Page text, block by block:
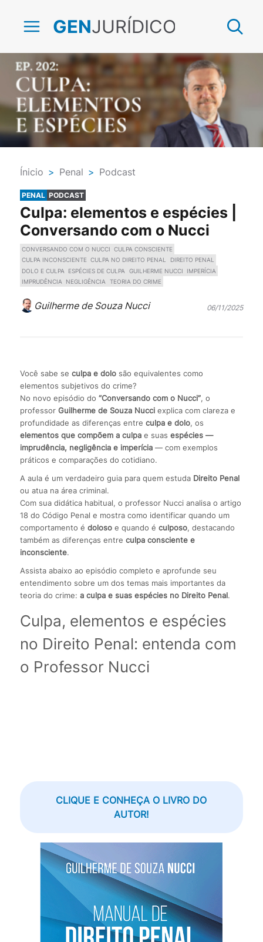
GENJURÍDICO
Ínicio > Penal > Podcast
PENAL PODCAST
Culpa: elementos e espécies |
Conversando com o Nucci
CONVERSANDO COM O NUCCI CULPA CONSCIENTE
CULPA INCONSCIENTE CULPA NO DIREITO PENAL
DIREITO PENAL
DOLO E CULPA
ESPÉCIES DE CULPA GUILHERME NUCCI
IMPERÍCIA
IMPRUDÊNCIA
NEGLIGÊNCIA TEORIA DO CRIME
Guilherme de Souza Nucci 06/11/2025
Você sabe se culpa e dolosão equivalentes como
elementos subjetivos do crime?
No novo episódio do “Conversando com o Nucci”, o
professor Guilherme de Souza Nucciexplica com clareza e
profundidade as diferenças entre culpa e dolo, os
elementos que compõem a culpae suas espécies —
imprudência, negligência e imperícia— com exemplos
práticos e comparações do cotidiano.
A aula é um verdadeiro guia para quem estuda Direito Penal
ou atua na área criminal.
Com sua didática habitual, o professor Nucci analisa o artigo
18 do Código Penal e mostra como identificar quando um
comportamento é dolosoe quando é culposo, destacando
também as diferenças entre culpa consciente e
inconsciente.
Assista abaixo ao episódio completo e aprofunde seu
entendimento sobre um dos temas mais importantes da
teoria do crime: a culpa e suas espécies no Direito Penal.
Culpa, elementos e espécies
no Direito Penal: entenda com
o Professor Nucci
CLIQUE E CONHEÇA O LIVRO DO
AUTOR!